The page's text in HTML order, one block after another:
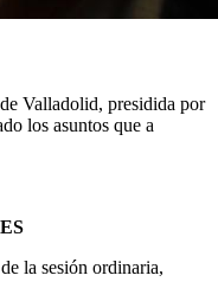
Valladolid, presidida por
los asuntos que a
la sesión ordinaria,